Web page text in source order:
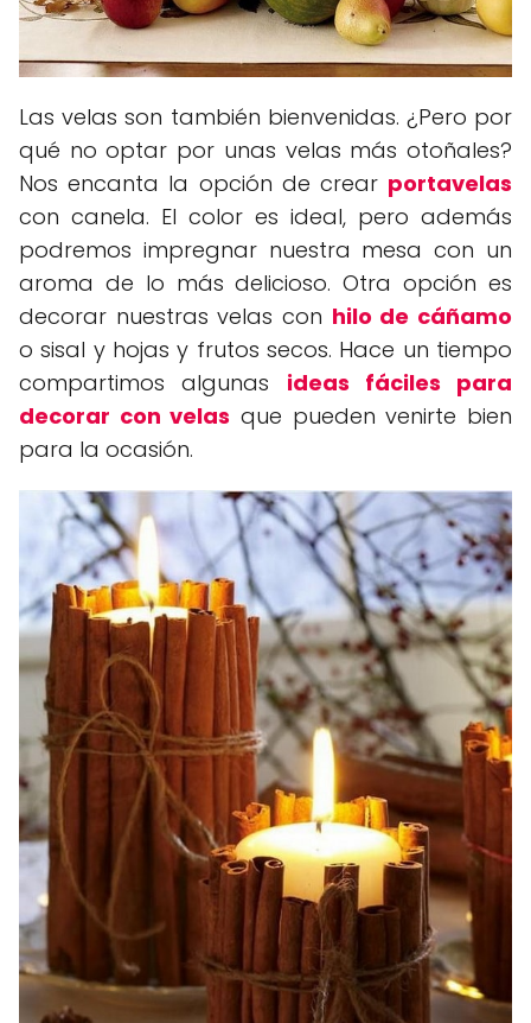
Las velas son también bienvenidas. ¿Pero por
qué no optar por unas velas más otoñales?
Nos encanta la opción de crear portavelas
con canela. El color es ideal, pero además
podremos impregnar nuestra mesa con un
aroma de lo más delicioso. Otra opción es
decorar nuestras velas con hilo de cáñamo
o sisal y hojas y frutos secos. Hace un tiempo
compartimos algunas ideas fáciles para
decorar con velas que pueden venirte bien
para la ocasión.